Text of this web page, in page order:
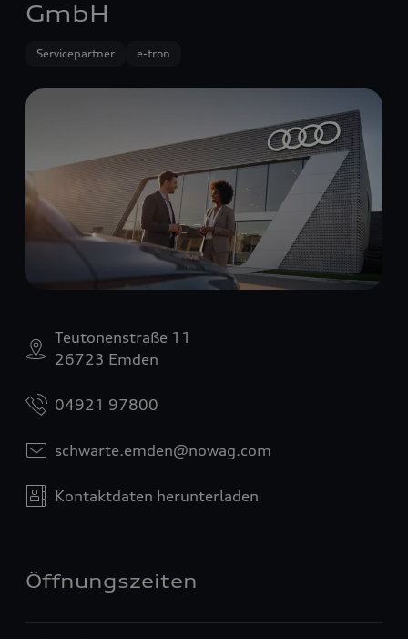
GmbH
Servicepartner e-tron
Teutonenstraße 11
26723 Emden
04921 97800
schwarte.emden@nowag.com
Kontaktdaten herunterladen
Öffnungszeiten